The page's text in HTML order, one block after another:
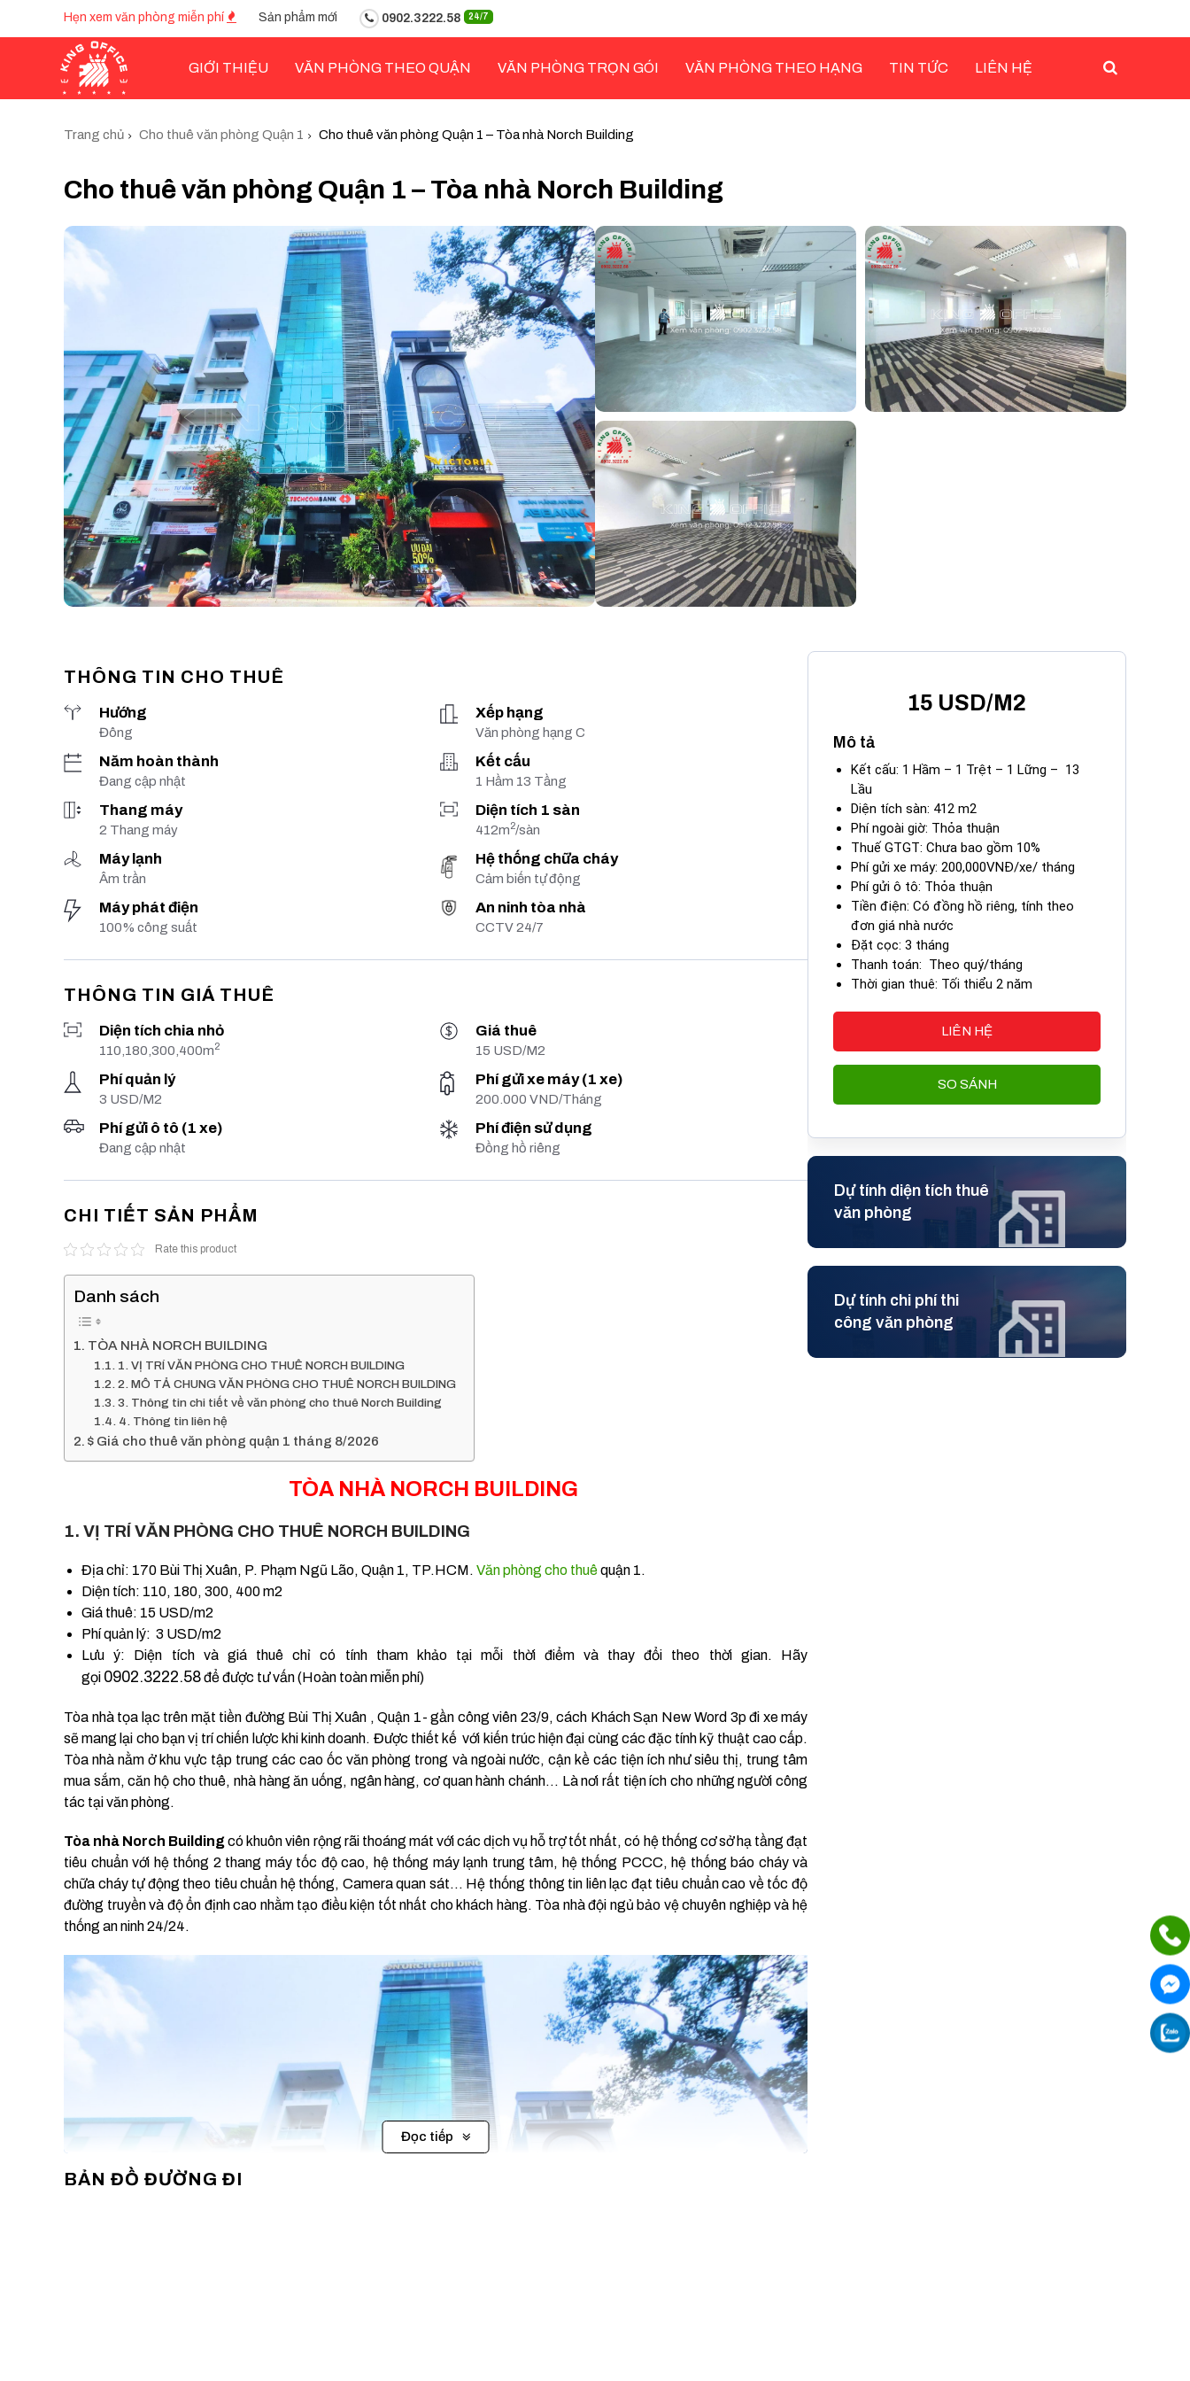
Hẹn xem văn phòng miễn phí Sản phẩm mới 0902.3222.58 24/7
GIỚI THIỆU VĂN PHÒNG THEO QUẬN VĂN PHÒNG TRỌN GÓI VĂN PHÒNG THEO HẠNG TIN TỨC LIÊN HỆ
Trang chủ Cho thuê văn phòng Quận 1 Cho thuê văn phòng Quận 1 – Tòa nhà Norch Building
Cho thuê văn phòng Quận 1 – Tòa nhà Norch Building
THÔNG TIN CHO THUÊ
Hướng
Đông
Xếp hạng
Văn phòng hạng C
Năm hoàn thành
Đang cập nhật
Kết cấu
1 Hầm 13 Tầng
Thang máy
2 Thang máy
Diện tích 1 sàn
412m2/sàn
Máy lạnh
Âm trần
Hệ thống chữa cháy
Cảm biến tự động
Máy phát điện
100% công suất
An ninh tòa nhà
CCTV 24/7
THÔNG TIN GIÁ THUÊ
Diện tích chia nhỏ
110,180,300,400m2
Giá thuê
15 USD/M2
Phí quản lý
3 USD/M2
Phí gửi xe máy (1 xe)
200.000 VND/Tháng
Phí gửi ô tô (1 xe)
Đang cập nhật
Phí điện sử dụng
Đồng hồ riêng
CHI TIẾT SẢN PHẨM
Rate this product
Danh sách
TÒA NHÀ NORCH BUILDING
1. VỊ TRÍ VĂN PHÒNG CHO THUÊ NORCH BUILDING
2. MÔ TẢ CHUNG VĂN PHÒNG CHO THUÊ NORCH BUILDING
3. Thông tin chi tiết về văn phòng cho thuê Norch Building
4. Thông tin liên hệ
$ Giá cho thuê văn phòng quận 1 tháng 8/2026
TÒA NHÀ NORCH BUILDING
1. VỊ TRÍ VĂN PHÒNG CHO THUÊ NORCH BUILDING
Địa chỉ: 170 Bùi Thị Xuân, P. Phạm Ngũ Lão, Quận 1, TP.HCM. Văn phòng cho thuêquận 1.
Diện tích: 110, 180, 300, 400 m2
Giá thuê: 15 USD/m2
Phí quản lý: 3 USD/m2
Lưu ý: Diện tích và giá thuê chỉ có tính tham khảo tại mỗi thời điểm và thay đổi theo thời gian. Hãy
gọi 0902.3222.58để được tư vấn (Hoàn toàn miễn phí)
Tòa nhà tọa lạc trên mặt tiền đường Bùi Thị Xuân , Quận 1- gần công viên 23/9, cách Khách Sạn New Word 3p đi xe máy
sẽ mang lại cho bạn vị trí chiến lược khi kinh doanh. Được thiết kế với kiến trúc hiện đại cùng các đặc tính kỹ thuật cao cấp.
Tòa nhà nằm ở khu vực tập trung các cao ốc văn phòng trong và ngoài nước, cận kề các tiện ích như siêu thị, trung tâm
mua sắm, căn hộ cho thuê, nhà hàng ăn uống, ngân hàng, cơ quan hành chánh… Là nơi rất tiện ích cho những người công
tác tại văn phòng.
Tòa nhà Norch Buildingcó khuôn viên rộng rãi thoáng mát với các dịch vụ hỗ trợ tốt nhất, có hệ thống cơ sở hạ tầng đạt
tiêu chuẩn với hệ thống 2 thang máy tốc độ cao, hệ thống máy lạnh trung tâm, hệ thống PCCC, hệ thống báo cháy và
chữa cháy tự động theo tiêu chuẩn hệ thống, Camera quan sát… Hệ thống thông tin liên lạc đạt tiêu chuẩn cao về tốc độ
đường truyền và độ ổn định cao nhằm tạo điều kiện tốt nhất cho khách hàng. Tòa nhà đội ngủ bảo vệ chuyên nghiệp và hệ
thống an ninh 24/24.
Đọc tiếp
15 USD/M2
Mô tả
Kết cấu: 1 Hầm – 1 Trệt – 1 Lững – 13
Lầu
Diện tích sàn: 412 m2
Phí ngoài giờ: Thỏa thuận
Thuế GTGT: Chưa bao gồm 10%
Phí gửi xe máy: 200,000VNĐ/xe/ tháng
Phí gửi ô tô: Thỏa thuận
Tiền điện: Có đồng hồ riêng, tính theo
đơn giá nhà nước
Đặt cọc: 3 tháng
Thanh toán: Theo quý/tháng
Thời gian thuê: Tối thiểu 2 năm
LIÊN HỆ
SO SÁNH
Dự tính diện tích thuê
văn phòng
Dự tính chi phí thi
công văn phòng
BẢN ĐỒ ĐƯỜNG ĐI